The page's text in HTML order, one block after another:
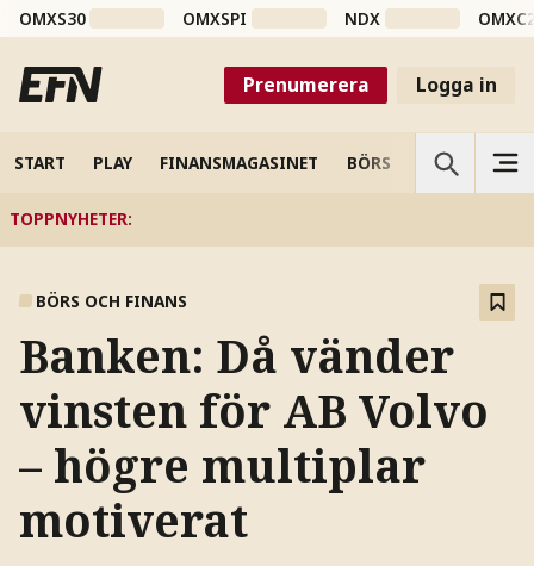
OMXS30 OMXSPI NDX
Prenumerera Logga in
START PLAY FINANSMAGASINET BÖRS VETENSKAP
TOPPNYHETER:
BÖRS OCH FINANS
Banken: Då vänder
vinsten för AB Volvo
– högre multiplar
motiverat